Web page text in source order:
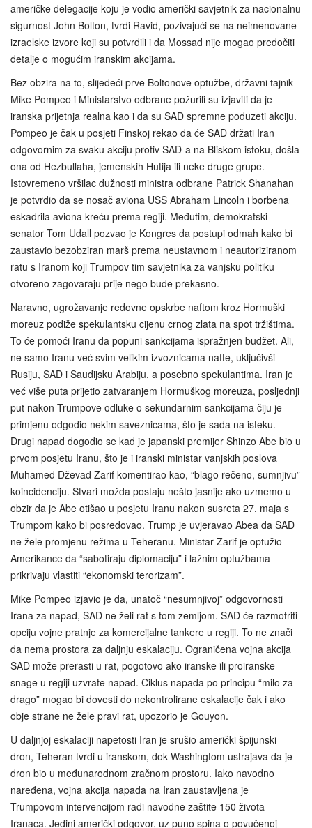
američke delegacije koju je vodio američki savjetnik za nacionalnu
sigurnost John Bolton, tvrdi Ravid, pozivajući se na neimenovane
izraelske izvore koji su potvrdili i da Mossad nije mogao predočiti
detalje o mogućim iranskim akcijama.
Bez obzira na to, slijedeći prve Boltonove optužbe, državni tajnik
Mike Pompeo i Ministarstvo odbrane požurili su izjaviti da je
iranska prijetnja realna kao i da su SAD spremne poduzeti akciju.
Pompeo je čak u posjeti Finskoj rekao da će SAD držati Iran
odgovornim za svaku akciju protiv SAD-a na Bliskom istoku, došla
ona od Hezbullaha, jemenskih Hutija ili neke druge grupe.
Istovremeno vršilac dužnosti ministra odbrane Patrick Shanahan
je potvrdio da se nosač aviona USS Abraham Lincoln i borbena
eskadrila aviona kreću prema regiji. Međutim, demokratski
senator Tom Udall pozvao je Kongres da postupi odmah kako bi
zaustavio bezobziran marš prema neustavnom i neautoriziranom
ratu s Iranom koji Trumpov tim savjetnika za vanjsku politiku
otvoreno zagovaraju prije nego bude prekasno.
Naravno, ugrožavanje redovne opskrbe naftom kroz Hormuški
moreuz podiže spekulantsku cijenu crnog zlata na spot tržištima.
To će pomoći Iranu da popuni sankcijama ispražnjen budžet. Ali,
ne samo Iranu već svim velikim izvoznicama nafte, uključivši
Rusiju, SAD i Saudijsku Arabiju, a posebno spekulantima. Iran je
već više puta prijetio zatvaranjem Hormuškog moreuza, posljednji
put nakon Trumpove odluke o sekundarnim sankcijama čiju je
primjenu odgodio nekim saveznicama, što je sada na isteku.
Drugi napad dogodio se kad je japanski premijer Shinzo Abe bio u
prvom posjetu Iranu, što je i iranski ministar vanjskih poslova
Muhamed Dževad Zarif komentirao kao, “blago rečeno, sumnjivu”
koincidenciju. Stvari možda postaju nešto jasnije ako uzmemo u
obzir da je Abe otišao u posjetu Iranu nakon susreta 27. maja s
Trumpom kako bi posredovao. Trump je uvjeravao Abea da SAD
ne žele promjenu režima u Teheranu. Ministar Zarif je optužio
Amerikance da “sabotiraju diplomaciju” i lažnim optužbama
prikrivaju vlastiti “ekonomski terorizam”.
Mike Pompeo izjavio je da, unatoč “nesumnjivoj” odgovornosti
Irana za napad, SAD ne želi rat s tom zemljom. SAD će razmotriti
opciju vojne pratnje za komercijalne tankere u regiji. To ne znači
da nema prostora za daljnju eskalaciju. Ograničena vojna akcija
SAD može prerasti u rat, pogotovo ako iranske ili proiranske
snage u regiji uzvrate napad. Ciklus napada po principu “milo za
drago” mogao bi dovesti do nekontrolirane eskalacije čak i ako
obje strane ne žele pravi rat, upozorio je Gouyon.
U daljnjoj eskalaciji napetosti Iran je srušio američki špijunski
dron, Teheran tvrdi u iranskom, dok Washingtom ustrajava da je
dron bio u međunarodnom zračnom prostoru. Iako navodno
naređena, vojna akcija napada na Iran zaustavljena je
Trumpovom intervencijom radi navodne zaštite 150 života
Iranaca. Jedini američki odgovor, uz puno spina o povučenoj